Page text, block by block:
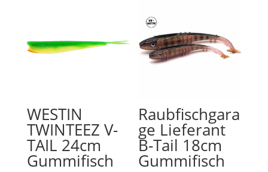
WESTIN
TWINTEEZ V-
TAIL 24cm
Gummifisch
Raubfischgara
ge Lieferant
B-Tail 18cm
Gummifisch